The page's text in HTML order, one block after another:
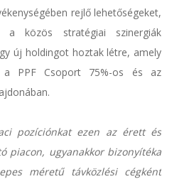
rejlő lehetőségeket,
közös stratégiai szinergiák
új holdingot hoztak létre, amely
a PPF Csoport 75%-os és az
pozíciónkat ezen az érett és
piacon, ugyanakkor bizonyítéka
méretű távközlési cégként